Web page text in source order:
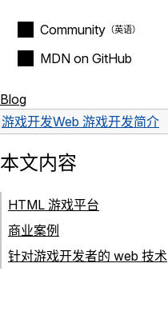
Community
MDN on GitHub
Blog
游戏开发Web 游戏开发简介
本文内容
HTML 游戏平台
商业案例
针对游戏开发者的 web 技术